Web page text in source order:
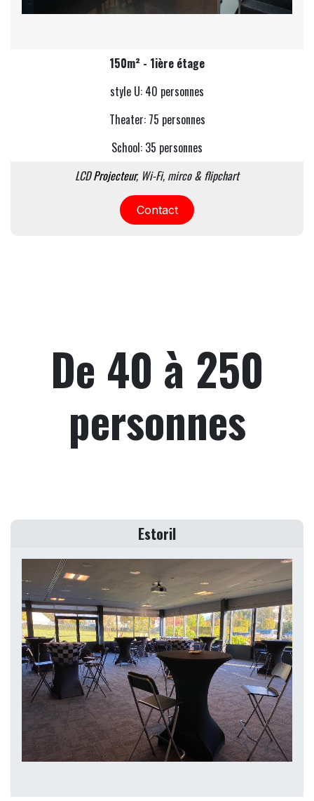
150m² - 1ière étage
style U: 40 personnes
Theater: 75 personnes
School: 35 personnes
LCDProjecteur, Wi-Fi, mirco & flipchart
Contact
De 40 à 250
personnes
Estoril